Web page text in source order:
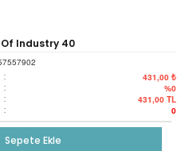
Industry 40
: 431,00 ₺
: %0
: 431,00 TL
: 0
Sepete Ekle